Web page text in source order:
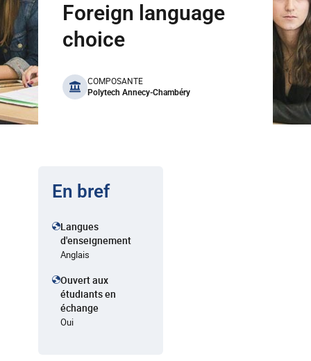
Foreign language
choice
benefits
COMPOSANTE
Polytech Annecy-Chambéry
En bref
Langues
d'enseignement
Anglais
Ouvert aux
étudiants en
échange
Oui